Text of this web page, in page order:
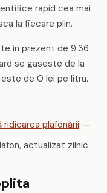
rapid cea mai
la fiecare plin.
in prezent de 9.36
se gaseste de la
este de 0 lei pe litru.
plafonării —
actualizat zilnic.